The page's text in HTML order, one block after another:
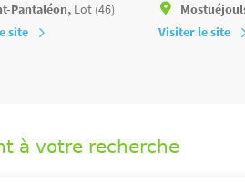
Pantaléon, Lot (46)
site
Visiter le site
à votre recherche